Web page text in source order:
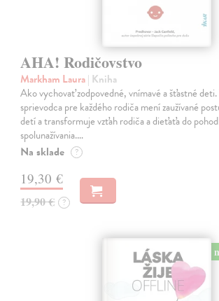
AHA! Rodičovstvo
Markham Laura| Kniha
Ako vychovať zodpovedné, vnímavé a šťastné
sprievodca pre každého rodiča mení zaužívané
detí a transformuje vzťah rodiča a dieťaťa do
spolunažívania.…
Na sklade ?
19,30 €
19,90 € ?